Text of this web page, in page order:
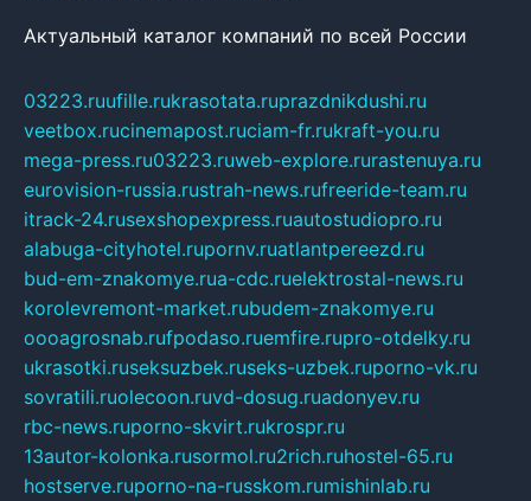
Актуальный каталог компаний по всей России
03223.ruufille.rukrasotata.ruprazdnikdushi.ru
veetbox.rucinemapost.ruciam-fr.rukraft-you.ru
mega-press.ru03223.ruweb-explore.rurastenuya.ru
eurovision-russia.rustrah-news.rufreeride-team.ru
itrack-24.rusexshopexpress.ruautostudiopro.ru
alabuga-cityhotel.rupornv.ruatlantpereezd.ru
bud-em-znakomye.rua-cdc.ruelektrostal-news.ru
korolevremont-market.rubudem-znakomye.ru
oooagrosnab.rufpodaso.ruemfire.rupro-otdelky.ru
ukrasotki.ruseksuzbek.ruseks-uzbek.ruporno-vk.ru
sovratili.ruolecoon.ruvd-dosug.ruadonyev.ru
rbc-news.ruporno-skvirt.rukrospr.ru
13autor-kolonka.rusormol.ru2rich.ruhostel-65.ru
hostserve.ruporno-na-russkom.rumishinlab.ru